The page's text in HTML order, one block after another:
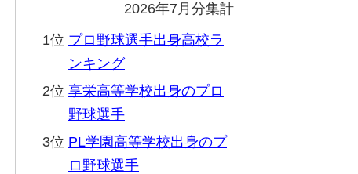
2026年7月分集計
1位 プロ野球選手出身高校ラ
ンキング
2位 享栄高等学校出身のプロ
野球選手
3位 PL学園高等学校出身のプ
ロ野球選手